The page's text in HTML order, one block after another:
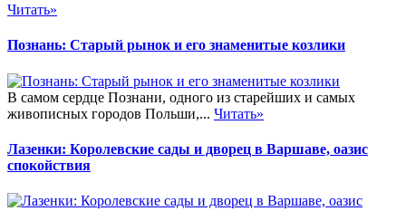
Читать»
Познань: Старый рынок и его знаменитые козлики
В самом сердце Познани, одного из старейших и самых
живописных городов Польши,... Читать»
Лазенки: Королевские сады и дворец в Варшаве, оазис
спокойствия